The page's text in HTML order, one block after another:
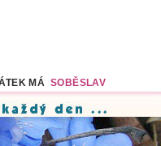
MÁ SOBĚSLAV